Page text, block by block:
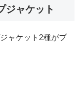
ャケット
ャケット2種がプ